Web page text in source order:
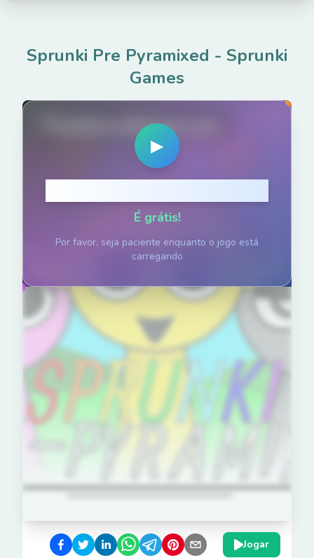
Sprunki Pre Pyramixed - Sprunki
Games
PlaySprunkiGame.com
▶
É grátis!
Por favor, seja paciente enquanto o jogo está
carregando
Jogar